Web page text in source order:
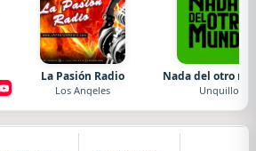
La Pasión Radio
Los Angeles
Nada del otro
Unquillo